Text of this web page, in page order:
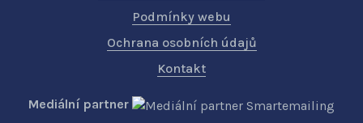
Podmínky webu
Ochrana osobních údajů
Kontakt
Mediální partner